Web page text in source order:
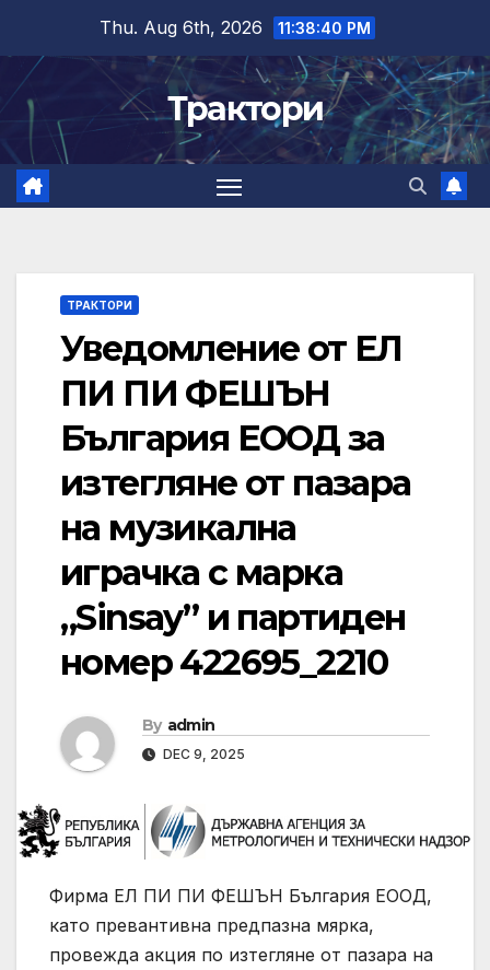
content
Thu. Aug 6th, 2026 11:38:41 PM
Трактори
ТРАКТОРИ
Уведомление от ЕЛ
ПИ ПИ ФЕШЪН
България ЕООД за
изтегляне от пазара
на музикална
играчка с марка
„Sinsay” и партиден
номер 422695_2210
By admin
DEC 9, 2025
Фирма ЕЛ ПИ ПИ ФЕШЪН България ЕООД,
като превантивна предпазна мярка,
провежда акция по изтегляне от пазара на